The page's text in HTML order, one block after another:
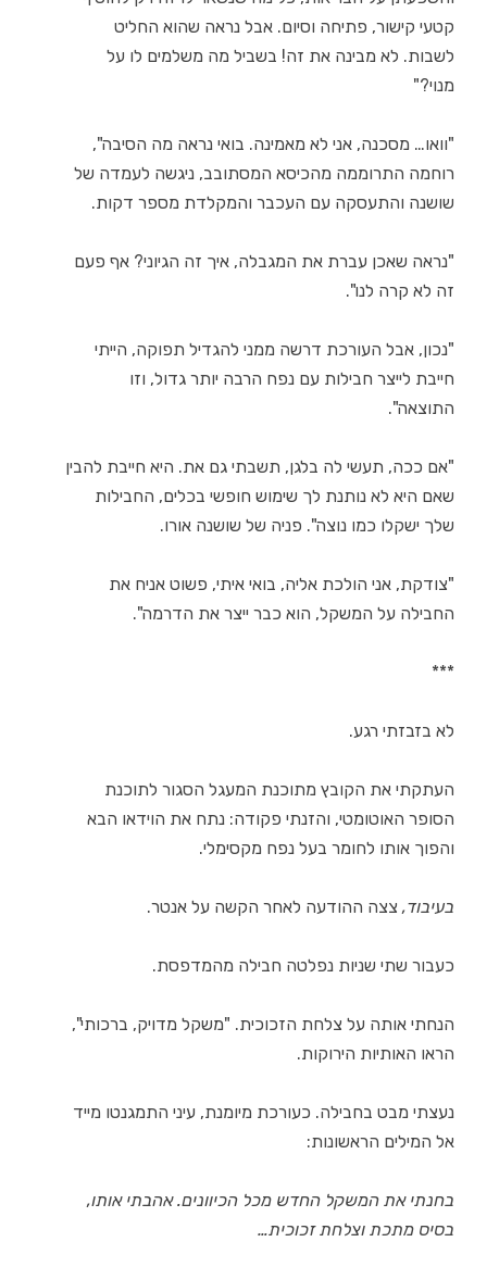
קטעי קישור, פתיחה וסיום. אבל נראה שהוא החליט
לשבות. לא מבינה את זה! בשביל מה משלמים לו על
מנוי?"
"וואו… מסכנה, אני לא מאמינה. בואי נראה מה הסיבה",
רוחמה התרוממה מהכיסא המסתובב, ניגשה לעמדה של
שושנה והתעסקה עם העכבר והמקלדת מספר דקות.
"נראה שאכן עברת את המגבלה, איך זה הגיוני? אף פעם
זה לא קרה לנו".
"נכון, אבל העורכת דרשה ממני להגדיל תפוקה, הייתי
חייבת לייצר חבילות עם נפח הרבה יותר גדול, וזו
התוצאה".
"אם ככה, תעשי לה בלגן, תשבתי גם את. היא חייבת להבין
שאם היא לא נותנת לך שימוש חופשי בכלים, החבילות
שלך ישקלו כמו נוצה". פניה של שושנה אורו.
"צודקת, אני הולכת אליה, בואי איתי, פשוט אניח את
החבילה על המשקל, הוא כבר ייצר את הדרמה".
***
לא בזבזתי רגע.
העתקתי את הקובץ מתוכנת המעגל הסגור לתוכנת
הסופר האוטומטי, והזנתי פקודה: נתח את הוידאו הבא
והפוך אותו לחומר בעל נפח מקסימלי.
בעיבוד, צצה ההודעה לאחר הקשה על אנטר.
כעבור שתי שניות נפלטה חבילה מהמדפסת.
הנחתי אותה על צלחת הזכוכית. "משקל מדויק, ברכותי",
הראו האותיות הירוקות.
נעצתי מבט בחבילה. כעורכת מיומנת, עיני התמגנטו מייד
אל המילים הראשונות:
בחנתי את המשקל החדש מכל הכיוונים. אהבתי אותו,
בסיס מתכת וצלחת זכוכית…